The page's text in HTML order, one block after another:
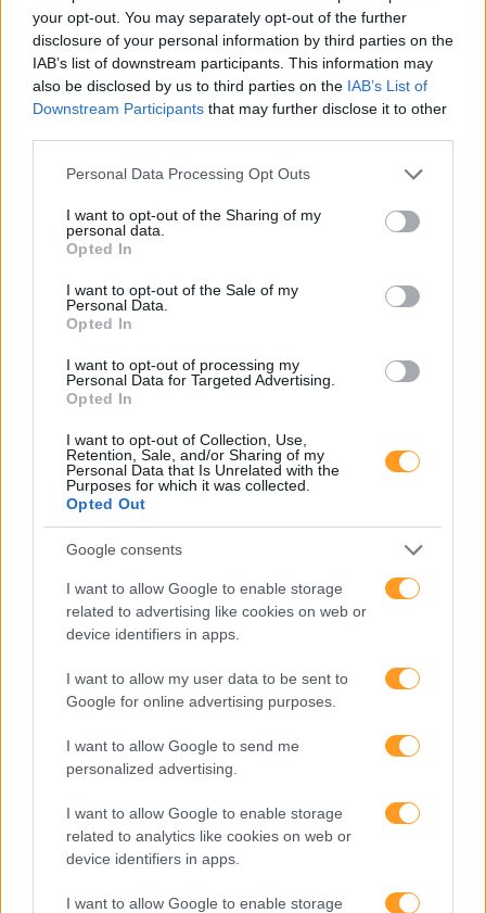
your opt-out. You may separately opt-out of the further
disclosure of your personal information by third parties on the
IAB’s list of downstream participants. This information may
also be disclosed by us to third parties on the IAB’s List of
Downstream Participants that may further disclose it to other
Please note that this website/app uses one or more Google
not limited to your visit or usage behaviour. You may click to
grant or deny consent to Google and its third-party tags to
use your data for below specified purposes in below Google
consent section.
Personal Data Processing Opt Outs
I want to opt-out of the Sharing of my
personal data.
Opted In
I want to opt-out of the Sale of my
Personal Data.
Opted In
I want to opt-out of processing my
Personal Data for Targeted Advertising.
Opted In
I want to opt-out of Collection, Use,
Retention, Sale, and/or Sharing of my
Personal Data that Is Unrelated with the
Purposes for which it was collected.
Opted Out
Google consents
I want to allow Google to enable storage
related to advertising like cookies on web or
device identifiers in apps.
I want to allow my user data to be sent to
Google for online advertising purposes.
I want to allow Google to send me
personalized advertising.
I want to allow Google to enable storage
related to analytics like cookies on web or
device identifiers in apps.
I want to allow Google to enable storage